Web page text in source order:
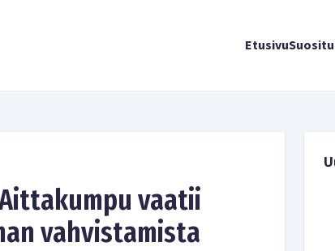
Etusivu
vaatii
vahvistamista